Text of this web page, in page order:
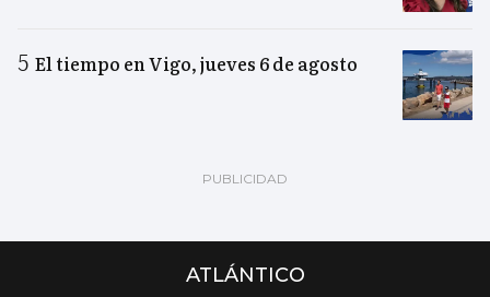
El tiempo en Vigo, jueves 6 de agosto
ATLÁNTICO